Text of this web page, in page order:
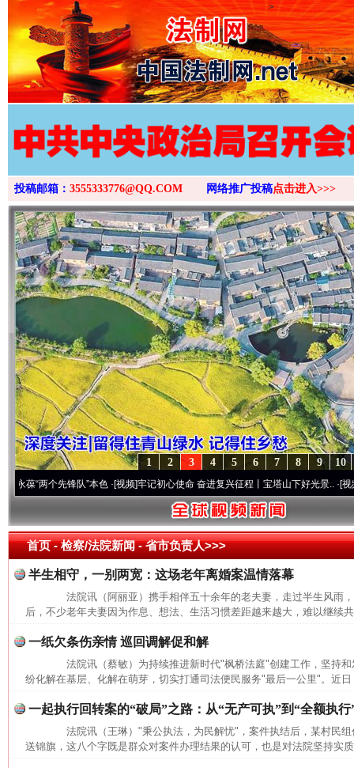
>
投稿邮箱： 3555333776@QQ.COM 网络推广投稿点击进入>>>
10
9
8
7
6
5
4
3
2
1
两个先锋队”本色·[视频]牢记初心使命 奋进复兴征程丨宝塔山下好光景..·[视频]因党
首页- 检察/法院新闻 -省市负责人>>>
半生相守，一别两宽：这场老年离婚案温情落幕
法院讯（阿丽亚）携手相伴五十余年的老夫妻，走过半生风雨
后，不少老年夫妻因为作息、想法、生活习惯差距越来越大，难以继续
一纸欠条伤亲情 巡回调解促和解
法院讯（蔡敏）为持续推进新时代"枫桥法庭"创建工作，坚持和
纷化解在基层、化解在萌芽，切实打通司法便民服务"最后一公里"。近
一起执行回转案的“破局”之路：从“无产可执”到“全额执行
法院讯（王琳）"秉公执法，为民解忧"，案件执结后，某村民组
送锦旗，这八个字既是群众对案件办理结果的认可，也是对法院坚持实